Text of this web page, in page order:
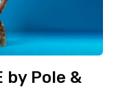
by Pole &